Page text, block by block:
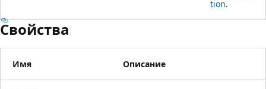
tion.
Свойства
Имя Описание